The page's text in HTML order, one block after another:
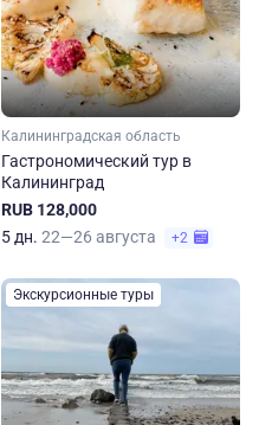
Калининградская область
Гастрономический тур в
Калининград
RUB 128,000
5 дн. 22—26 августа +2
Экскурсионные туры